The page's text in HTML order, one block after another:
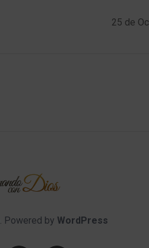
25 de
. Powered by WordPress